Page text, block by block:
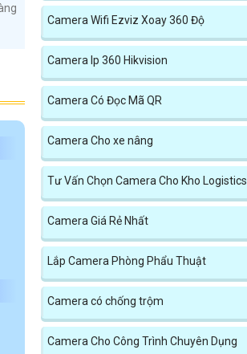
Camera Wifi Ezviz Xoay 360 Độ
Camera Ip 360 Hikvision
Camera Có Đọc Mã QR
Camera Cho xe nâng
Tư Vấn Chọn Camera Cho Kho Logistics
Camera Giá Rẻ Nhất
Lắp Camera Phòng Phẩu Thuật
Camera có chống trộm
Camera Cho Công Trình Chuyên Dụng